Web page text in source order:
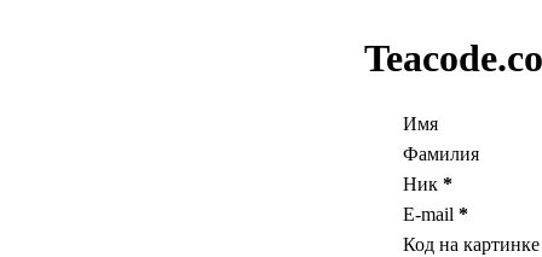
Имя
Фамилия
Ник *
E-mail *
Код на